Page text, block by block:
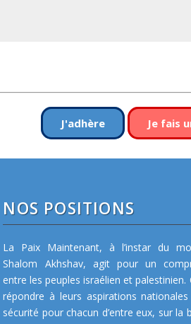
J'adhère Je fais
NOS POSITIONS
La Paix Maintenant, à l’instar du
Shalom Akhshav, agit pour un
entre les peuples israélien et palestinien.
répondre à leurs aspirations
sécurité pour chacun d’entre eux, sur la